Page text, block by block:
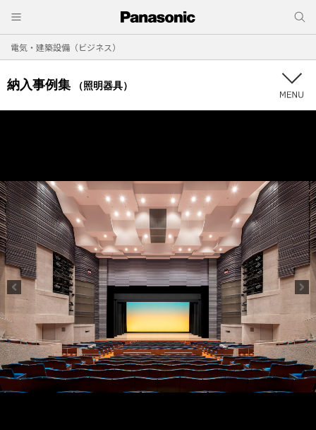
電気・建築設備（ビジネス）
納入事例集 （照明器具）